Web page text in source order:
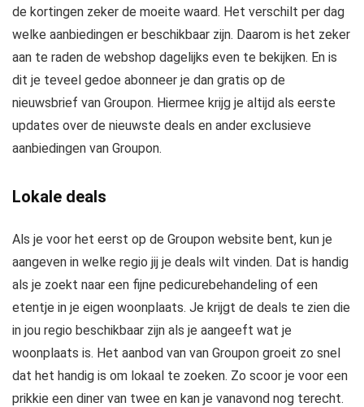
de kortingen zeker de moeite waard. Het verschilt per dag
welke aanbiedingen er beschikbaar zijn. Daarom is het zeker
aan te raden de webshop dagelijks even te bekijken. En is
dit je teveel gedoe abonneer je dan gratis op de
nieuwsbrief van Groupon. Hiermee krijg je altijd als eerste
updates over de nieuwste deals en ander exclusieve
aanbiedingen van Groupon.
Lokale deals
Als je voor het eerst op de Groupon website bent, kun je
aangeven in welke regio jij je deals wilt vinden. Dat is handig
als je zoekt naar een fijne pedicurebehandeling of een
etentje in je eigen woonplaats. Je krijgt de deals te zien die
in jou regio beschikbaar zijn als je aangeeft wat je
woonplaats is. Het aanbod van van Groupon groeit zo snel
dat het handig is om lokaal te zoeken. Zo scoor je voor een
prikkie een diner van twee en kan je vanavond nog terecht.